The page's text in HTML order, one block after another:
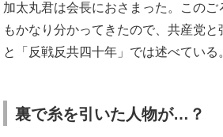
加太丸君は会長におさまった。この
もかなり分かってきたので、共産党
と「反戦反共四十年」では述べている
裏で糸を引いた人物が…？